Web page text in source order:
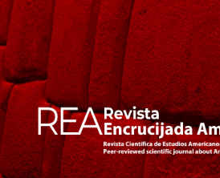
Navegación
principal
Contenido
principal
Barra
lateral